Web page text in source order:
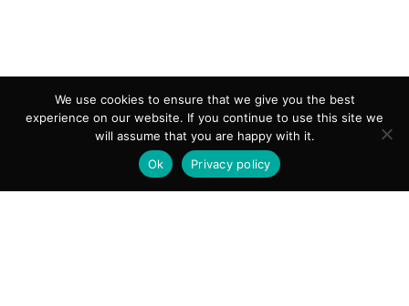
We use cookies to ensure that we give you the best
experience on our website. If you continue to use this site we
will assume that you are happy with it.
Ok
Privacy policy